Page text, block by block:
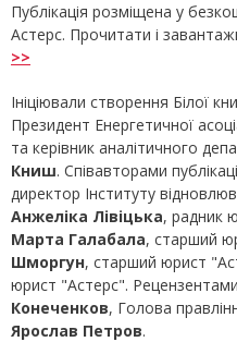
Публікація розміщена у
Астерс. Прочитати і
>>
Ініціювали створення Білої
Президент Енергетичної
та керівник аналітичного
Книш. Співавторами
директор Інституту
Анжеліка Лівіцька, радник
Марта Галабала, старший
Шморгун, старший юрист
юрист "Астерс". Рецензентами
Конеченков, Голова
Ярослав Петров.